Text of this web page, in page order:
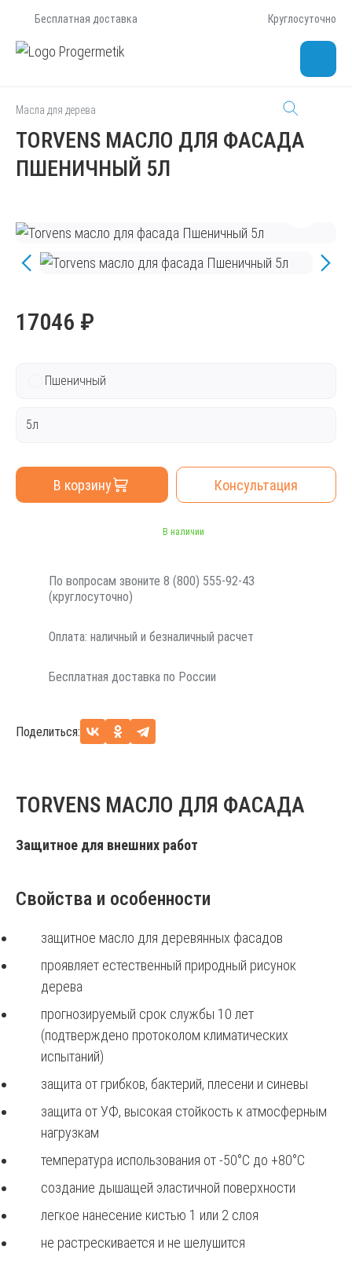
Бесплатная доставка Круглосуточно
Масла для дерева
TORVENS МАСЛО ДЛЯ ФАСАДА
ПШЕНИЧНЫЙ 5Л
17046 ₽
Пшеничный
5л
В корзину Консультация
В наличии
По вопросам звоните 8 (800) 555-92-43
(круглосуточно)
Оплата: наличный и безналичный расчет
Бесплатная доставка по России
Поделиться:
TORVENS МАСЛО ДЛЯ ФАСАДА
Защитное для внешних работ
Свойства и особенности
защитное масло для деревянных фасадов
проявляет естественный природный рисунок
дерева
прогнозируемый срок службы 10 лет
(подтверждено протоколом климатических
испытаний)
защита от грибков, бактерий, плесени и синевы
защита от УФ, высокая стойкость к атмосферным
нагрузкам
температура использования от -50°С до +80°С
создание дышащей эластичной поверхности
легкое нанесение кистью 1 или 2 слоя
не растрескивается и не шелушится